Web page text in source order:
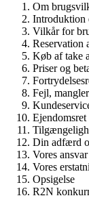
Om
Introduktion
Vilkår for
Reservation
Køb af take
Priser og
Fejl,
Din adfærd
Vores
Vores
Opsigelse
R2N